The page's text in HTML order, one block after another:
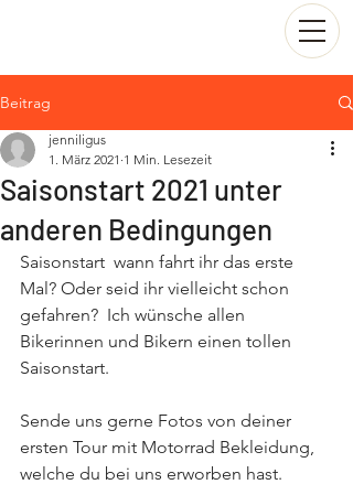
Beitrag
Saisonstart 2021 unter
anderen Bedingungen
jenniligus
1. März 2021 1 Min. Lesezeit
Saisonstart  wann fahrt ihr das erste
Mal? Oder seid ihr vielleicht schon
gefahren?  Ich wünsche allen
Bikerinnen und Bikern einen tollen
Saisonstart.
Sende uns gerne Fotos von deiner
ersten Tour mit Motorrad Bekleidung,
welche du bei uns erworben hast.